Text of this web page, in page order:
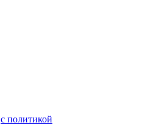
с политикой